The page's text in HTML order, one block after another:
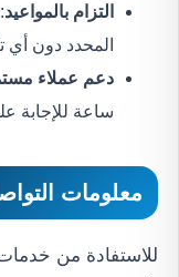
التزام بالمواعيد
المحدد دون أي
دعم عملاء
ساعة للإجابة
معلومات
للاستفادة من